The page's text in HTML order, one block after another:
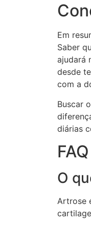
Em
Saber
ajudará
desde
com a
Buscar
diárias
O
Artrose